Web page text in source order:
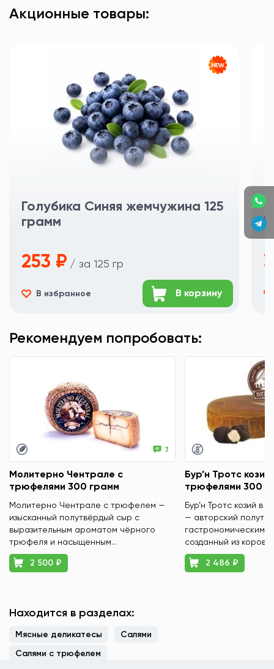
Акционные товары:
Голубика Синяя жемчужина 125
грамм
253 ₽ / за 125 гр
В корзину
В избранное
Рекомендуем попробовать:
3
Молитерно Чентрале с
трюфелями 300 грамм
Молитерно Чентрале с трюфелем —
изысканный полутвёрдый сыр с
выразительным ароматом чёрного
трюфеля и насыщенным...
2 500 ₽
Бур’н Тротс
трюфелями 300
Бур’н Тротс козий в
— авторский
гастрономическим
созданный из
2 486 ₽
Находится в разделах:
Мясные деликатесы
Салями
Салями с трюфелем